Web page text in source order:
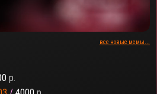
все новые мемы...
р.